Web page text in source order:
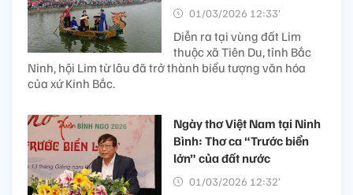
01/03/2026 12:33’
Diễn ra tại vùng đất Lim
thuộc xã Tiên Du, tỉnh Bắc
Ninh, hội Lim từ lâu đã trở thành biểu tượng văn hóa
của xứ Kinh Bắc.
Ngày thơ Việt Nam tại Ninh
Bình: Thơ ca “Trước biển
lớn” của đất nước
01/03/2026 12:32’